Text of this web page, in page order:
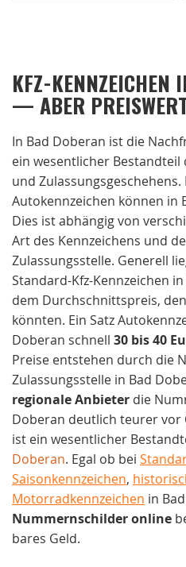
KFZ-KENNZEICHEN
— ABER
In Bad Doberan ist die
ein wesentlicher Bestandteil
und
Autokennzeichen können in
Dies ist abhängig von
Art des Kennzeichens und
Zulassungsstelle. Generell
Standard-Kfz-Kennzeichen
dem Durchschnittspreis,
könnten. Ein Satz
Doberan schnell 30 bis 40
Preise entstehen durch die
Zulassungsstelle in Bad
regionaleAnbieter die
Doberan deutlich teurer vor
ist ein wesentlicher
Doberan. Egal ob bei
Saisonkennzeichen,
Motorradkennzeichen in
Nummernschilder online
bares Geld.